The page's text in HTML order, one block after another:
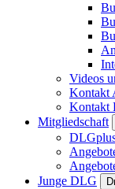
Videos
Kontakt
Kontakt
Mitgliedschaft
Junge DLG